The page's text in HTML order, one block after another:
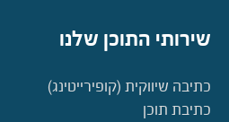
שירותי התוכן שלנו
כתיבה שיווקית (קופירייטינג)
כתיבת תוכן